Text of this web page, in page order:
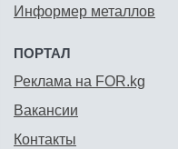
Информер металлов
ПОРТАЛ
Реклама на FOR.kg
Вакансии
Контакты